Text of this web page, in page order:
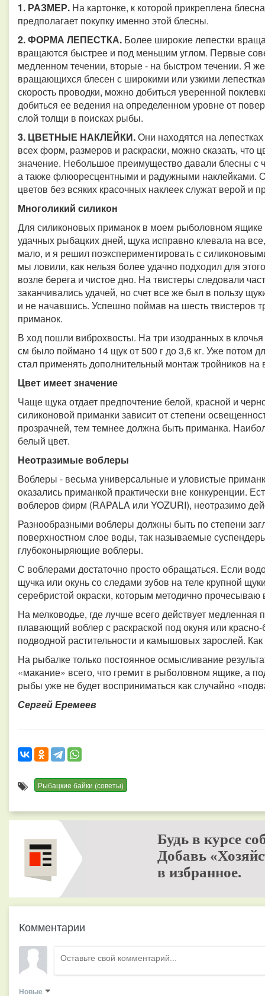
1. РАЗМЕР. На картонке, к которой прикреплена
предполагает покупку именно этой блесны.
2. ФОРМА ЛЕПЕСТКА. Более широкие лепестки
вращаются быстрее и под меньшим углом. Первые
медленном течении, вторые - на быстром течении. Я
вращающихся блесен с широкими или узкими
скорость проводки, можно добиться уверенной
добиться ее ведения на определенном уровне от
слой толщи в поисках рыбы.
3. ЦВЕТНЫЕ НАКЛЕЙКИ.Они находятся на
всех форм, размеров и раскраски, можно сказать, что
значение. Небольшое преимущество давали блесны с
а также флюоресцентными и радужными наклейками.
цветов без всяких красочных наклеек служат верой и
Многоликий силикон
Для силиконовых приманок в моем рыболовном ящике
удачных рыбацких дней, щука исправно клевала на
мало, и я решил поэкспериментировать с
мы ловили, как нельзя более удачно подходил для
возле берега и чистое дно. На твистеры следовали
заканчивались удачей, но счет все же был в пользу
и не начавшись. Успешно поймав на шесть твистеров
приманок.
В ход пошли виброхвосты. На три изодранных в
см было поймано 14 щук от 500 г до 3,6 кг. Уже потом
стал применять дополнительный монтаж тройников на
Цвет имеет значение
Чаще щука отдает предпочтение белой, красной и
силиконовой приманки зависит от степени
прозрачней, тем темнее должна быть приманка.
белый цвет.
Неотразимые воблеры
Воблеры - весьма универсальные и уловистые
оказались приманкой практически вне конкуренции.
воблеров фирм (RAPALA или YOZURI), неотразимо
Разнообразными воблеры должны быть по степени
поверхностном слое воды, так называемые
глубоконыряющие воблеры.
С воблерами достаточно просто обращаться. Если
щучка или окунь со следами зубов на теле крупной
серебристой окраски, которым методично
На мелководье, где лучше всего действует
плавающий воблер с раскраской под окуня или
подводной растительности и камышовых зарослей.
На рыбалке только постоянное осмысливание
«макание» всего, что гремит в рыболовном ящике, а
рыбы уже не будет восприниматься как случайно
Сергей Еремеев
Рыбацкие байки (советы)
Будь в курсе
Добавь
в избранное.
Комментарии
Новые